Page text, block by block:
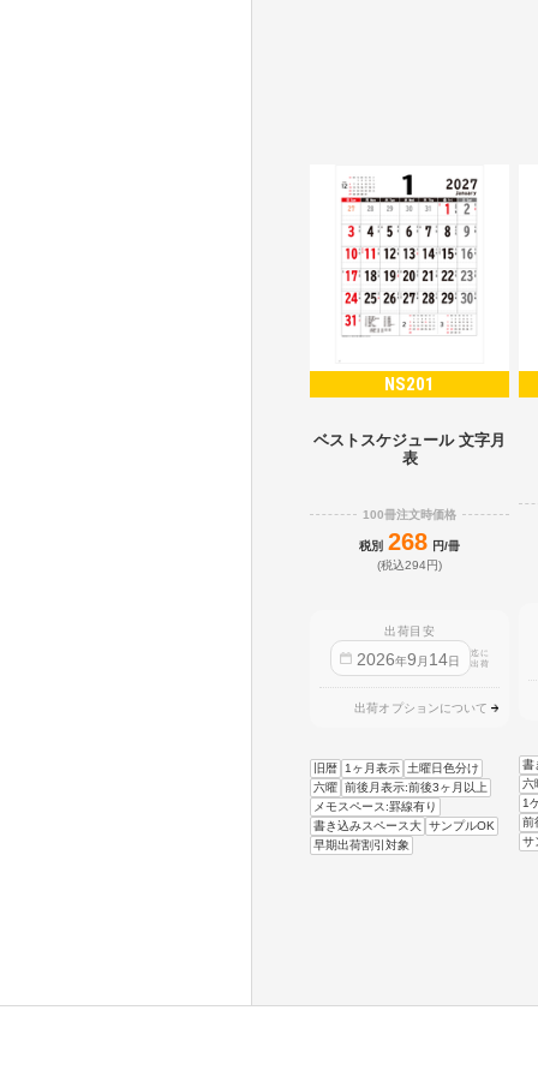
NS201
ベストスケジュール 文字月
表
100冊注文時価格
税別 268 円/冊
(税込294円)
出荷目安
2026年9 月 14日
迄に
出荷
出荷オプションについて
旧暦 1ヶ月表示
土曜日色分け
六曜 前後月表示:前後3ヶ月以上
メモスペース:罫線有り
書き込みスペース大 サンプルOK
早期出荷割引対象
書
六
1
前
サ